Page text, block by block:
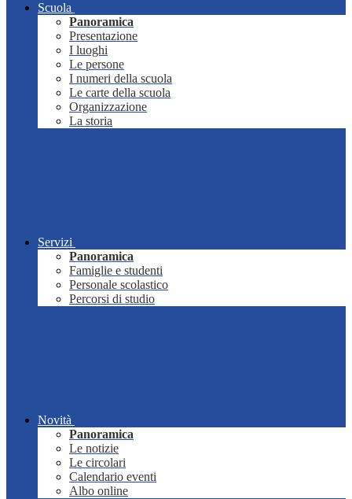
Scuola
Panoramica
Presentazione
I luoghi
Le persone
I numeri della scuola
Le carte della scuola
Organizzazione
La storia
Servizi
Panoramica
Famiglie e studenti
Personale scolastico
Percorsi di studio
Novità
Panoramica
Le notizie
Le circolari
Calendario eventi
Albo online